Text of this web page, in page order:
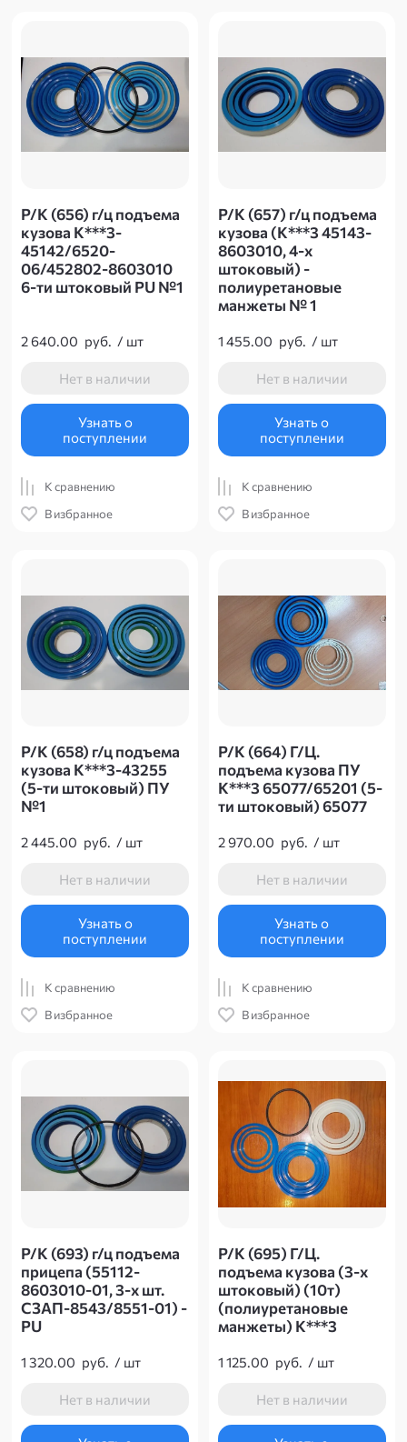
Р/К (656) г/ц подъема
кузова К***3-
45142/6520-
06/452802-8603010
6-ти штоковый PU №1
2 640.00 руб. / шт
Нет в наличии
Узнать о
поступлении
К сравнению
В избранное
Р/К (657) г/ц подъема
кузова (К***3 45143-
8603010, 4-х
штоковый) -
полиуретановые
манжеты № 1
1 455.00 руб. / шт
Нет в наличии
Узнать о
поступлении
К сравнению
В избранное
Р/К (658) г/ц подъема
кузова К***3-43255
(5-ти штоковый) ПУ
№1
2 445.00 руб. / шт
Нет в наличии
Узнать о
поступлении
К сравнению
В избранное
Р/К (664) Г/Ц.
подъема кузова ПУ
К***3 65077/65201 (5-
ти штоковый) 65077
2 970.00 руб. / шт
Нет в наличии
Узнать о
поступлении
К сравнению
В избранное
Р/К (693) г/ц подъема
прицепа (55112-
8603010-01, 3-х шт.
СЗАП-8543/8551-01) -
PU
1 320.00 руб. / шт
Нет в наличии
Р/К (695) Г/Ц.
подъема кузова (3-х
штоковый) (10т)
(полиуретановые
манжеты) К***3
1 125.00 руб. / шт
Нет в наличии